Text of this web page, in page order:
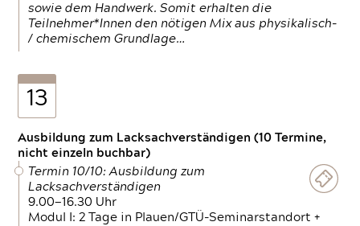
sowie dem Handwerk. Somit erhalten die
Teilnehmer*Innen den nötigen Mix aus physikalisch-
/ chemischem Grundlage…
13
Ausbildung zum Lacksachverständigen (10 Termine,
nicht einzeln buchbar)
Termin 10/10: Ausbildung zum
Lacksachverständigen
9.00—16.30 Uhr
Modul I: 2 Tage in Plauen/GTÜ-Seminarstandort +